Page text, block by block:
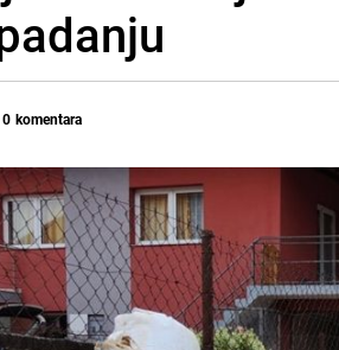
0 komentara